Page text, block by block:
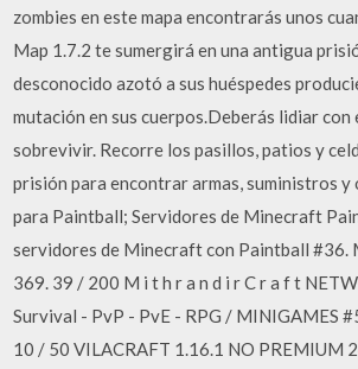
zombies en este mapa encontrarás unos
Map 1.7.2 te sumergirá en una antigua
desconocido azotó a sus huéspedes
mutación en sus cuerpos.Deberás lidiar con
sobrevivir. Recorre los pasillos, patios y
prisión para encontrar armas, suministros
para Paintball; Servidores de Minecraft
servidores de Minecraft con Paintball #36.
369. 39 / 200 M i t h r a n d i r C r a f t
Survival - PvP - PvE - RPG / MINIGAMES
10 / 50 VILACRAFT 1.16.1 NO PREMIUM